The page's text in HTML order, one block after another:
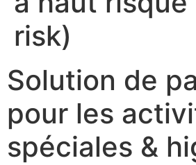
risk)
Solution de
pour les
spéciales &